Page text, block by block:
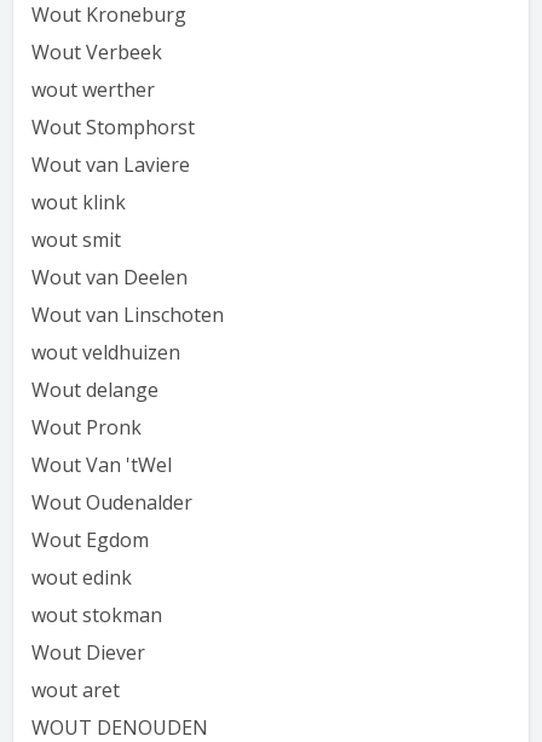
Wout Kroneburg
Wout Verbeek
wout werther
Wout Stomphorst
Wout van Laviere
wout klink
wout smit
Wout van Deelen
Wout van Linschoten
wout veldhuizen
Wout delange
Wout Pronk
Wout Van 'tWel
Wout Oudenalder
Wout Egdom
wout edink
wout stokman
Wout Diever
wout aret
WOUT DENOUDEN